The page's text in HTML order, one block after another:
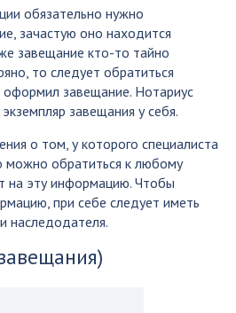
обязательно нужно
зачастую оно находится
завещание кто-то тайно
то следует обратиться
оформил завещание. Нотариус
завещания у себя.
о том, у которого специалиста
можно обратиться к любому
на эту информацию. Чтобы
при себе следует иметь
наследодателя.